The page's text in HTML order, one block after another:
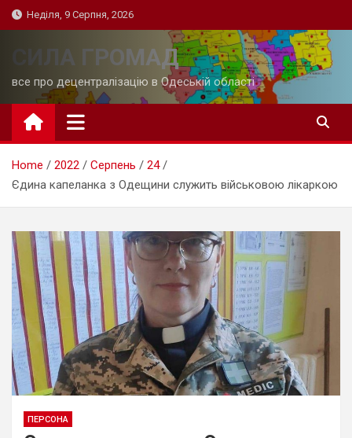
Skip
to
Неділя, 9 Серпня, 2026
СИЛА ГРОМАД
все про децентралізацію в Одеській області
Home 2022 Серпень
24
Єдина капеланка з Одещини служить військовою лікаркою
ПЕРСОНА